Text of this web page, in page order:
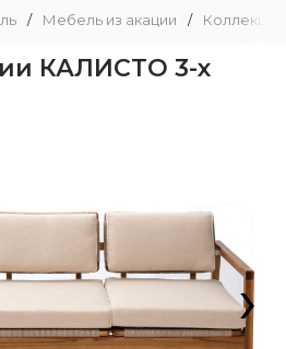
/ Мебель из акации /
КАЛИСТО 3-х
›